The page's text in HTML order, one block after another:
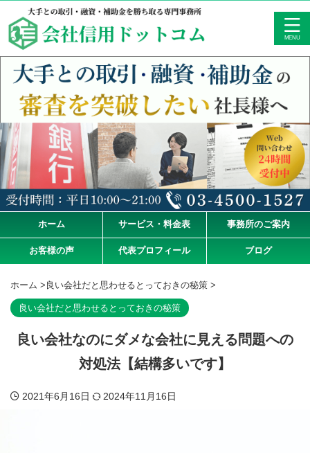
ホーム サービス・料金表 事務所のご案内
お客様の声 代表プロフィール ブログ
ホーム > 良い会社だと思わせるとっておきの秘策 >
良い会社だと思わせるとっておきの秘策
良い会社なのにダメな会社に見える問題への
対処法【結構多いです】
2021年6月16日 2024年11月16日